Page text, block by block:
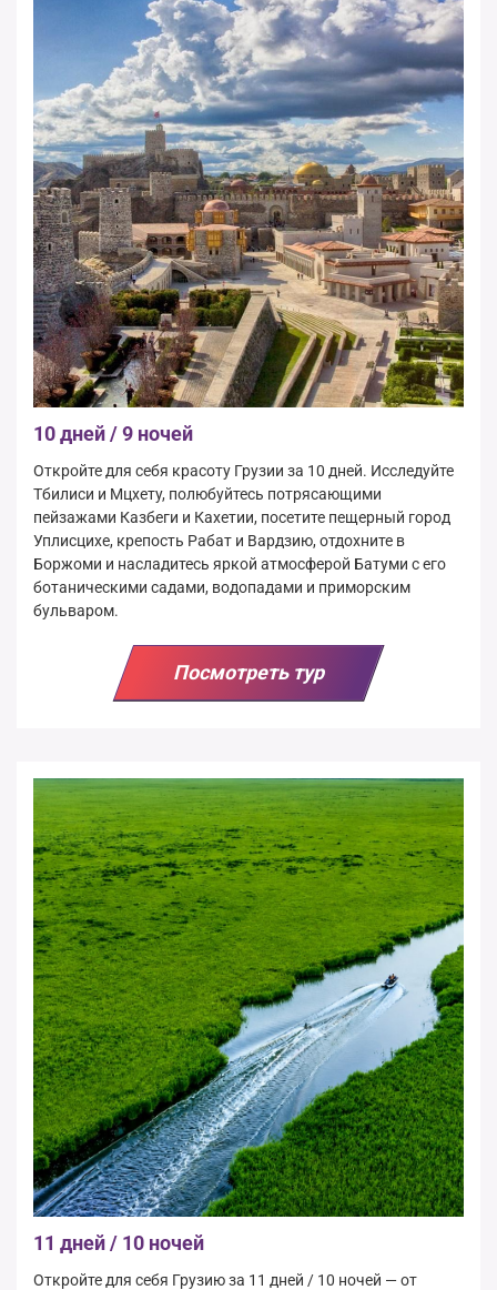
10 дней / 9 ночей
Откройте для себя красоту Грузии за 10 дней. Исследуйте
Тбилиси и Мцхету, полюбуйтесь потрясающими
пейзажами Казбеги и Кахетии, посетите пещерный город
Уплисцихе, крепость Рабат и Вардзию, отдохните в
Боржоми и насладитесь яркой атмосферой Батуми с его
ботаническими садами, водопадами и приморским
бульваром.
Посмотреть тур
11 дней / 10 ночей
Откройте для себя Грузию за 11 дней / 10 ночей — от